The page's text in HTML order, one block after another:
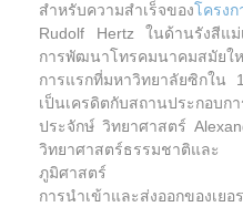
สำหรับความสำเร็จของโครงก
Rudolf Hertz ในด้านรังสีแ
การพัฒนาโทรคมนาคมสมัย
การแรกที่มหาวิทยาลัยซิกใน
เป็นเครดิตกับสถานประกอบก
ประจักษ์ วิทยาศาสตร์
วิทยาศาสตร์ธรรมชาติแล
ภูมิศาสตร์
การนำเข้าและส่งออกของเย